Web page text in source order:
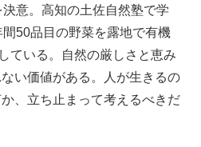
意。高知の土佐自然塾で学
50品目の野菜を露地で有機
ている。自然の厳しさと恵み
い価値がある。人が生きるの
、立ち止まって考えるべきだ